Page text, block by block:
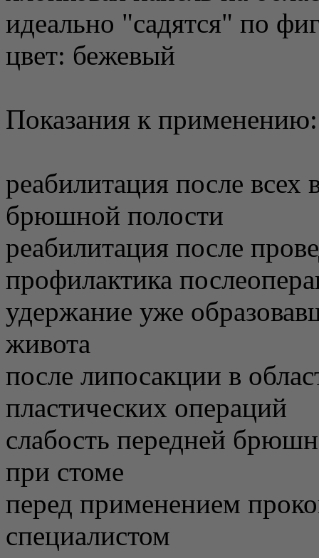
идеально "садятся" по
цвет: бежевый
Показания к применению:
реабилитация после всех
брюшной полости
реабилитация после
профилактика
удержание уже
живота
после липосакции в
пластических операций
слабость передней
при стоме
перед применением
специалистом